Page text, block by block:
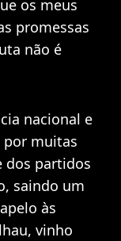
os meus
promessas
não é
nacional e
por muitas
dos partidos
saindo um
às
vinho